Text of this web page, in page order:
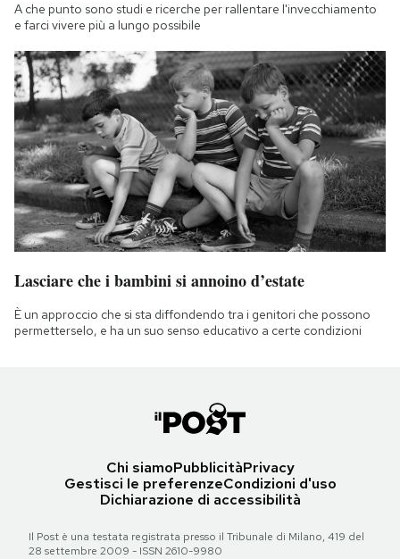
A che punto sono studi e ricerche per rallentare l'invecchiamento
e farci vivere più a lungo possibile
Lasciare che i bambini si annoino d’estate
È un approccio che si sta diffondendo tra i genitori che possono
permetterselo, e ha un suo senso educativo a certe condizioni
Chi siamoPubblicitàPrivacy
Gestisci le preferenzeCondizioni d'uso
Dichiarazione di accessibilità
Il Post è una testata registrata presso il Tribunale di Milano, 419 del
28 settembre 2009 - ISSN 2610-9980